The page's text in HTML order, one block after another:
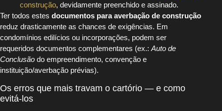
construção, devidamente preenchido e assinado.
Ter todos estes documentos para averbação de construção
reduz drasticamente as chances de exigências. Em
condomínios edilícios ou incorporações, podem ser
requeridos documentos complementares (ex.:Auto de
Conclusão do empreendimento, convenção e
instituição/averbação prévias).
Os erros que mais travam o cartório — e como
evitá-los